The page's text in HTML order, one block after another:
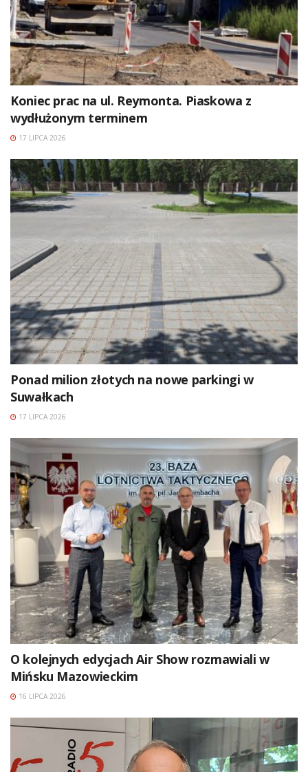
Koniec prac na ul. Reymonta. Piaskowa z
wydłużonym terminem
17 LIPCA 2026
Ponad milion złotych na nowe parkingi w
Suwałkach
17 LIPCA 2026
O kolejnych edycjach Air Show rozmawiali w
Mińsku Mazowieckim
16 LIPCA 2026